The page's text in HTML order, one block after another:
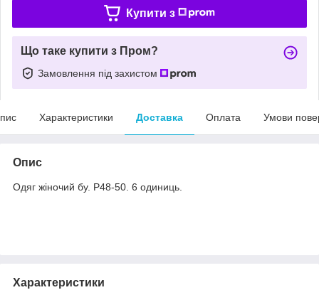
Купити з
Що таке купити з Пром?
Замовлення під захистом
Характеристики Доставка Оплата Умови
Опис
Одяг жіночий бу. Р48-50. 6 одиниць.
Характеристики